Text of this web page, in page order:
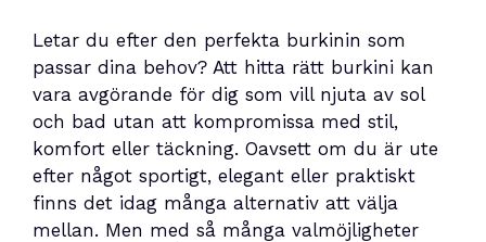
Letar du efter den perfekta burkinin som
passar dina behov? Att hitta rätt burkini kan
vara avgörande för dig som vill njuta av sol
och bad utan att kompromissa med stil,
komfort eller täckning. Oavsett om du är ute
efter något sportigt, elegant eller praktiskt
finns det idag många alternativ att välja
mellan. Men med så många valmöjligheter